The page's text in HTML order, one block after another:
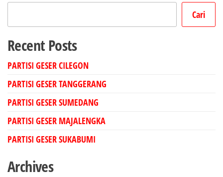
Cari
Recent Posts
PARTISI GESER CILEGON
PARTISI GESER TANGGERANG
PARTISI GESER SUMEDANG
PARTISI GESER MAJALENGKA
PARTISI GESER SUKABUMI
Archives